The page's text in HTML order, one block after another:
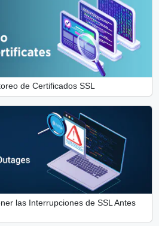
de Certificados SSL
las Interrupciones de SSL Antes